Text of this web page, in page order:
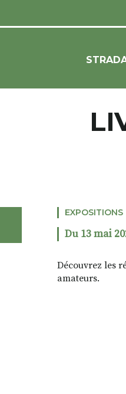
EXPOSITIONS
Du 13 mai
Découvrez les
amateurs.